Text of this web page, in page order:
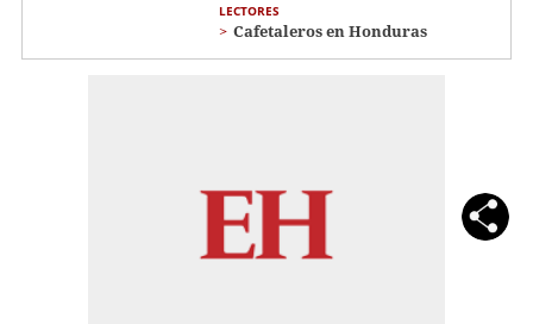
LECTORES
Cafetaleros en Honduras